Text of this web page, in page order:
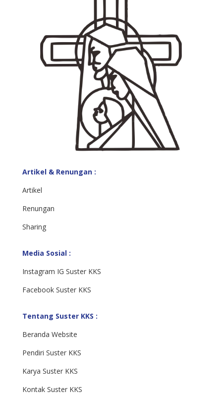
Artikel & Renungan :
Artikel
Renungan
Sharing
Media Sosial :
Instagram IG Suster KKS
Facebook Suster KKS
Tentang Suster KKS :
Beranda Website
Pendiri Suster KKS
Karya Suster KKS
Kontak Suster KKS